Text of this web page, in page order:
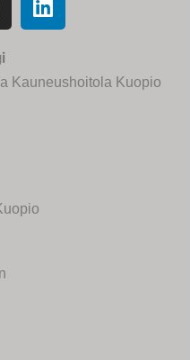
Kauneushoitola Kuopio